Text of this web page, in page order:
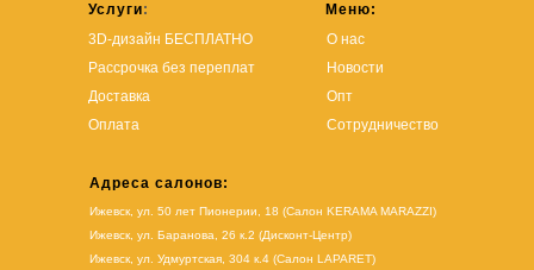
Услуги:
3D-дизайн БЕСПЛАТНО
Рассрочка без переплат
Доставка
Оплата
Меню:
О нас
Новости
Опт
Сотрудничество
Адреса салонов:
Ижевск, ул. 50 лет Пионерии, 18 (Салон KERAMA MARAZZI)
Ижевск, ул. Баранова, 26 к.2 (Дисконт-Центр)
Ижевск, ул. Удмуртская, 304 к.4 (Салон LAPARET)